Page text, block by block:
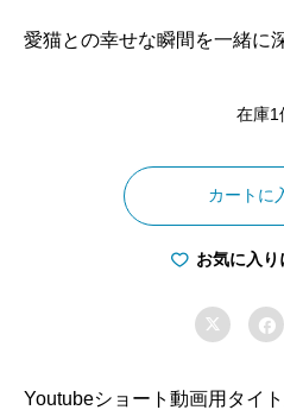
愛猫との幸せな瞬間を一緒に
在庫1
が
人
の
元
ま
カートに
お気に入り
 
Youtubeショート動画用タイ